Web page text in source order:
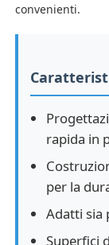
Casa
Prodotti
Video
convenienti.
rapida in
per la
Adatti sia
Superfici